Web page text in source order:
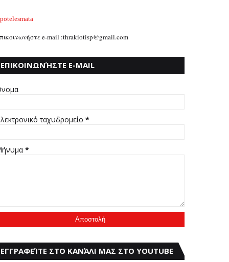
e-mail :thrakiotisp@gmail.com
ΕΠΙΚΟΙΝΩΝΉΣΤΕ E-MAIL
ταχυδρομείο *
*
ΕΓΓΡΑΦΕΊΤΕ ΣΤΟ ΚΑΝΆΛΙ ΜΑΣ ΣΤΟ YOUTUBE